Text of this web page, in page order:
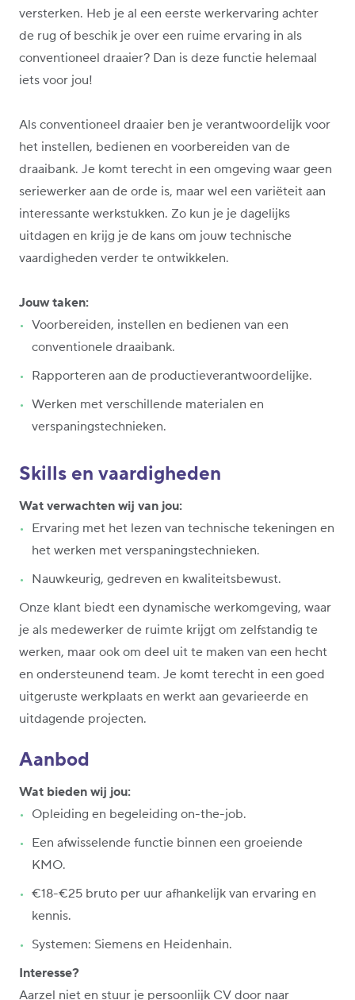
versterken. Heb je al een eerste werkervaring achter
de rug of beschik je over een ruime ervaring in als
conventioneel draaier? Dan is deze functie helemaal
iets voor jou!
Als conventioneel draaier ben je verantwoordelijk voor
het instellen, bedienen en voorbereiden van de
draaibank. Je komt terecht in een omgeving waar geen
seriewerker aan de orde is, maar wel een variëteit aan
interessante werkstukken. Zo kun je je dagelijks
uitdagen en krijg je de kans om jouw technische
vaardigheden verder te ontwikkelen.
Jouw taken:
Voorbereiden, instellen en bedienen van een
conventionele draaibank.
Rapporteren aan de productieverantwoordelijke.
Werken met verschillende materialen en
verspaningstechnieken.
Skills en vaardigheden
Wat verwachten wij van jou:
Ervaring met het lezen van technische tekeningen en
het werken met verspaningstechnieken.
Nauwkeurig, gedreven en kwaliteitsbewust.
Onze klant biedt een dynamische werkomgeving, waar
je als medewerker de ruimte krijgt om zelfstandig te
werken, maar ook om deel uit te maken van een hecht
en ondersteunend team. Je komt terecht in een goed
uitgeruste werkplaats en werkt aan gevarieerde en
uitdagende projecten.
Aanbod
Wat bieden wij jou:
Opleiding en begeleiding on-the-job.
Een afwisselende functie binnen een groeiende
KMO.
€18-€25 bruto per uur afhankelijk van ervaring en
kennis.
Systemen: Siemens en Heidenhain.
Interesse?
Aarzel niet en stuur je persoonlijk CV door naar